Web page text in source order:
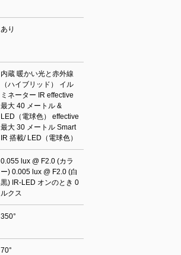
あり
内蔵 暖かい光と赤外線
（ハイブリッド） イル
ミネーター IR effective
最大 40 メートル &
LED（電球色） effective
最大 30 メートル Smart
IR 搭載/ LED（電球色）
0.055 lux @ F2.0 (カラ
ー) 0.005 lux @ F2.0 (白
黒) IR‐LED オンのとき 0
ルクス
350°
70°